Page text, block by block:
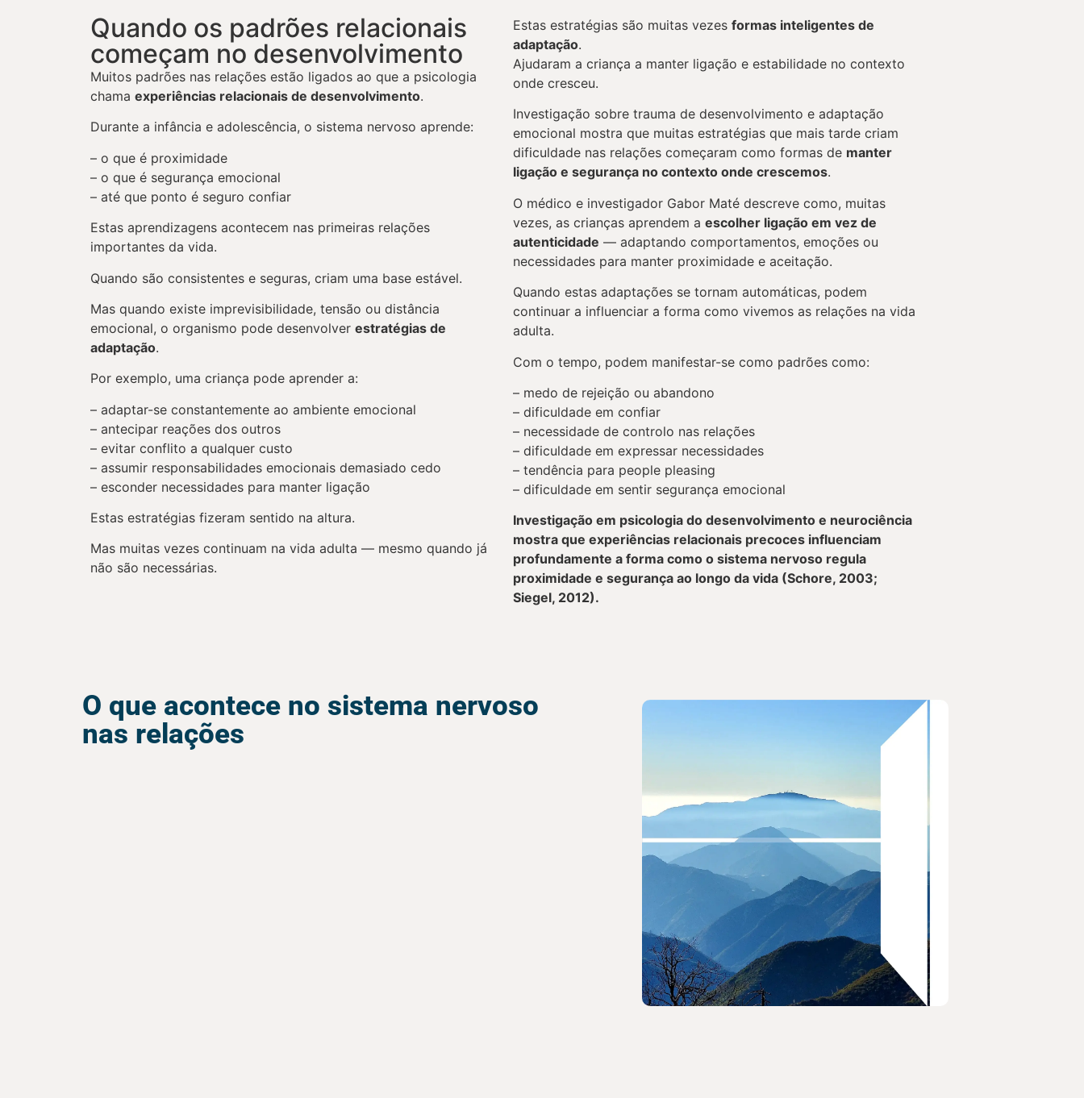
Quando os padrões relacionais
começam no desenvolvimento
Muitos padrões nas relações estão ligados ao que a psicologia
chama experiências relacionais de desenvolvimento.
Durante a infância e adolescência, o sistema nervoso aprende:
– o que é proximidade
– o que é segurança emocional
– até que ponto é seguro confiar
Estas aprendizagens acontecem nas primeiras relações
importantes da vida.
Quando são consistentes e seguras, criam uma base estável.
Mas quando existe imprevisibilidade, tensão ou distância
emocional, o organismo pode desenvolver estratégias de
adaptação.
Por exemplo, uma criança pode aprender a:
– adaptar-se constantemente ao ambiente emocional
– antecipar reações dos outros
– evitar conflito a qualquer custo
– assumir responsabilidades emocionais demasiado cedo
– esconder necessidades para manter ligação
Estas estratégias fizeram sentido na altura.
Mas muitas vezes continuam na vida adulta — mesmo quando já
não são necessárias.
Estas estratégias são muitas vezesformas inteligentes de
adaptação.
Ajudaram a criança a manter ligação e estabilidade no contexto
onde cresceu.
Investigação sobre trauma de desenvolvimento e adaptação
emocional mostra que muitas estratégias que mais tarde criam
dificuldade nas relações começaram como formas de manter
ligação e segurança no contexto onde crescemos.
O médico e investigador Gabor Maté descreve como, muitas
vezes, as crianças aprendem aescolher ligação em vez de
autenticidade — adaptando comportamentos, emoções ou
necessidades para manter proximidade e aceitação.
Quando estas adaptações se tornam automáticas, podem
continuar a influenciar a forma como vivemos as relações na vida
adulta.
Com o tempo, podem manifestar-se como padrões como:
– medo de rejeição ou abandono
– dificuldade em confiar
– necessidade de controlo nas relações
– dificuldade em expressar necessidades
– tendência para people pleasing
– dificuldade em sentir segurança emocional
Investigação em psicologia do desenvolvimento e neurociência
mostra que experiências relacionais precoces influenciam
profundamente a forma como o sistema nervoso regula
proximidade e segurança ao longo da vida (Schore, 2003;
Siegel, 2012).
O que acontece no sistema nervoso
nas relações